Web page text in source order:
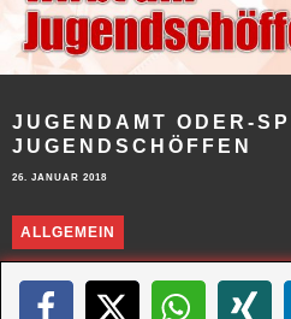
JUGENDAMT ODER-
JUGENDSCHÖFFEN
26. JANUAR 2018
ALLGEMEIN